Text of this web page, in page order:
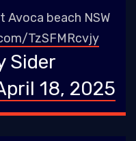
Avoca beach NSW
TzSFMRcvjy
Sider
18, 2025